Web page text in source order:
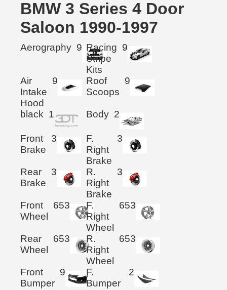
BMW 3 Series 4 Door
Saloon 1990-1997
Aerography 9 Racing
Stripe
Kits
9
Air
Intake
Hood
9
Roof
Scoops
9
black 1 Body 2
Front
Brake
3
F.
Right
Brake
3
Rear
Brake
3
R.
Right
Brake
3
Front
Wheel
653
F.
Right
Wheel
653
Rear
Wheel
653
R.
Right
Wheel
653
Front
Bumper
9
F.
Bumper
2